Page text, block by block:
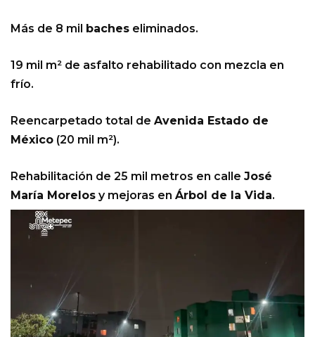
Más de 8 mil baches eliminados.
19 mil m² de asfalto rehabilitado con mezcla en
frío.
Reencarpetado total de Avenida Estado de
México (20 mil m²).
Rehabilitación de 25 mil metros en calle José
María Morelos y mejoras en Árbol de la Vida.